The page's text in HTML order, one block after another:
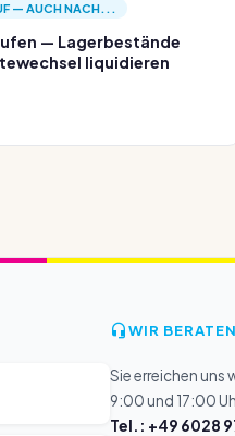
— AUCH NACH...
— Lagerbestände
liquidieren
WIR
Sie erreichen uns
9:00 und 17:00
Tel.: +49 6028